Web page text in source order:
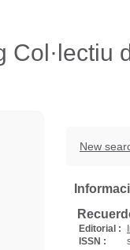
Col·lectiu
New
Editorial :
ISSN :